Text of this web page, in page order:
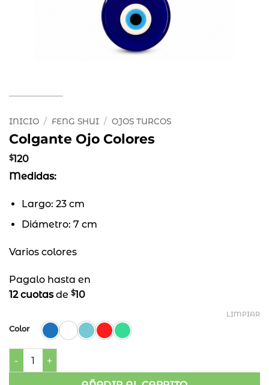
INICIO / FENG SHUI / OJOS TURCOS
Colgante Ojo Colores
$120
Medidas:
Largo: 23 cm
Diámetro: 7 cm
Varios colores
Pagalo hasta en
12 cuotasde $10
Color
LIMPIAR
Colgante Ojo Colores cantidad